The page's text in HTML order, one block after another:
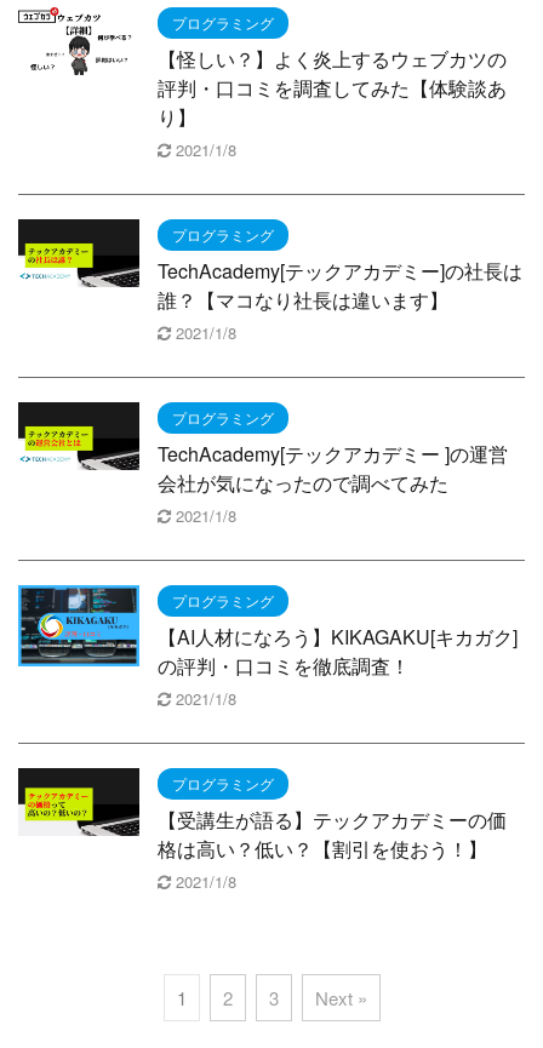
プログラミング
【怪しい？】よく炎上するウェブカツの
評判・口コミを調査してみた【体験談あ
り】
2021/1/8
プログラミング
TechAcademy[テックアカデミー]の社長は
誰？【マコなり社長は違います】
2021/1/8
プログラミング
TechAcademy[テックアカデミー ]の運営
会社が気になったので調べてみた
2021/1/8
プログラミング
【AI人材になろう】KIKAGAKU[キカガク]
の評判・口コミを徹底調査！
2021/1/8
プログラミング
【受講生が語る】テックアカデミーの価
格は高い？低い？【割引を使おう！】
2021/1/8
1 2 3 Next »